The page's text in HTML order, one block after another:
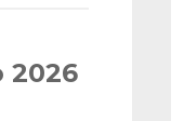
2026